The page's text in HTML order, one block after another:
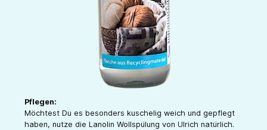
Pflegen:
Möchtest Du es besonders kuschelig weich und gepflegt
haben, nutze die Lanolin Wollspülung von Ulrich natürlich.